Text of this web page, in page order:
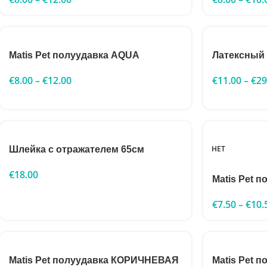
Matis Pet полуудавка AQUA
€8.00–€12.00 €11.00–€
Шлейка с отражателем 65см
€18.00
НЕТ
Matis Pet
€7.50–€
Matis Pet полуудавка КОРИЧНЕВАЯ Matis Pet